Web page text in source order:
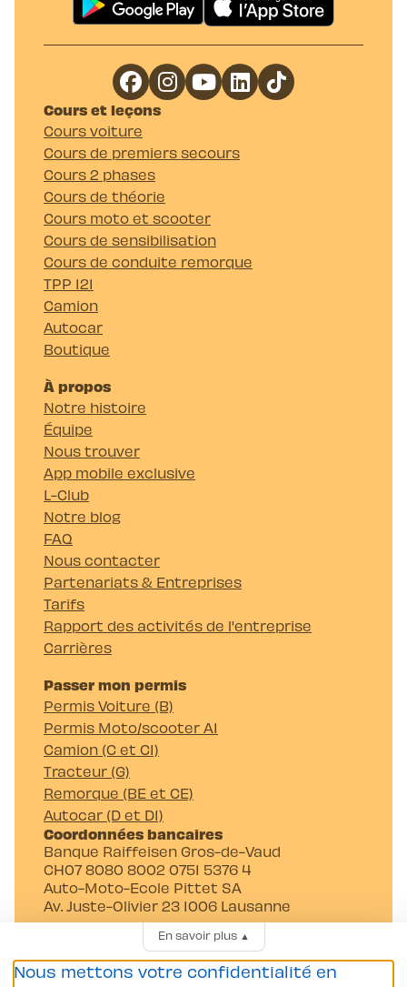
Cours et leçons
Cours voiture
Cours de premiers secours
Cours 2 phases
Cours de théorie
Cours moto et scooter
Cours de sensibilisation
Cours de conduite remorque
TPP 121
Camion
Autocar
Boutique
À propos
Notre histoire
Équipe
Nous trouver
App mobile exclusive
L-Club
Notre blog
FAQ
Nous contacter
Partenariats & Entreprises
Tarifs
Rapport des activités de l'entreprise
Carrières
Passer mon permis
Permis Voiture (B)
Permis Moto/scooter A1
Camion (C et C1)
Tracteur (G)
Remorque (BE et CE)
Autocar (D et D1)
Coordonnées bancaires
Banque Raiffeisen Gros-de-Vaud
CH07 8080 8002 0751 5376 4
Auto-Moto-Ecole Pittet SA
Av. Juste-Olivier 23 1006 Lausanne
En savoir plus▲
Nous mettons votre confidentialité en